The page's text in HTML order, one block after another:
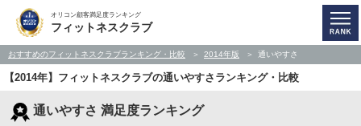
オリコン顧客満足度ランキング
フィットネスクラブ
おすすめのフィットネスクラブランキング・比較 2014年版 通いやすさ
【2014年】フィットネスクラブの通いやすさランキング・比較
通いやすさ 満足度ランキング